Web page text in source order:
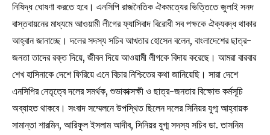
নিষিদ্ধ ঘোষণা করতে হবে। এনসিপি রাজনৈতিক ঐকমত্যের ভিত্তিতে জুলাই সনদ
বাস্তবায়নের মাধ্যমে আওয়ামী লীগের ফ্যাসিবাদ বিরোধী সব পক্ষকে ঐক্যবদ্ধ থাকার
আহ্বান জানাচ্ছে। দলের সদস্য সচিব আখতার হোসেন বলেন, বাংলাদেশের ছাত্র-
জনতা তাদের রক্ত দিয়ে, জীবন দিয়ে আওয়ামী লীগকে বিদায় করেছে। আমরা বারবার
শেখ হাসিনাকে দেশে ফিরিয়ে এনে বিচার নিশ্চিতের কথা জানিয়েছি। সারা দেশে
এনসিপির নেতৃত্বে দলের সমর্থক, শুভাকাক্সক্ষী ও ছাত্র-জনতার বিক্ষোভ কর্মসূচি
অব্যাহত থাকবে। সংবাদ সম্মেলনে উপস্থিত ছিলেন দলের সিনিয়র যুগ্ম আহ্বায়ক
সামান্তা শারমিন, আরিফুল ইসলাম আদীব, সিনিয়র যুগ্ম সদস্য সচিব ডা. তাসনিম